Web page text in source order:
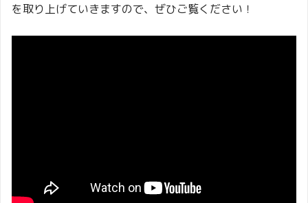
を取り上げていきますので、ぜひご覧ください！